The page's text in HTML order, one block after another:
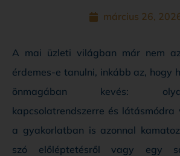
március 26,
A mai üzleti világban már nem
érdemes-e tanulni, inkább az, hogy
önmagában kevés:
kapcsolatrendszerre és látásmódra
a gyakorlatban is azonnal
szó előléptetésről vagy egy